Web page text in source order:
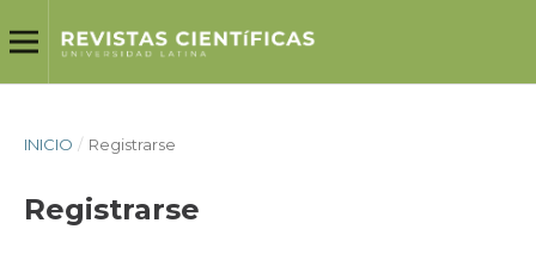
INICIO / Registrarse
Registrarse